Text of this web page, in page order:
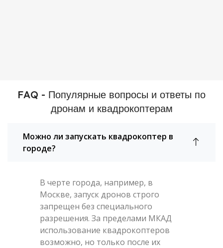
FAQ - Популярные вопросы и ответы по
дронам и квадрокоптерам
Можно ли запускать квадрокоптер в
городе?
В черте города, например, в
Москве, запуск дронов строго
запрещен без специального
разрешения. За пределами МКАД
использование квадрокоптеров
возможно, но только после их